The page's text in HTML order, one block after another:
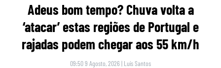
Adeus bom tempo? Chuva volta a
‘atacar’ estas regiões de Portugal e
rajadas podem chegar aos 55 km/h
09:50 9 Agosto, 2026 | Luís Santos